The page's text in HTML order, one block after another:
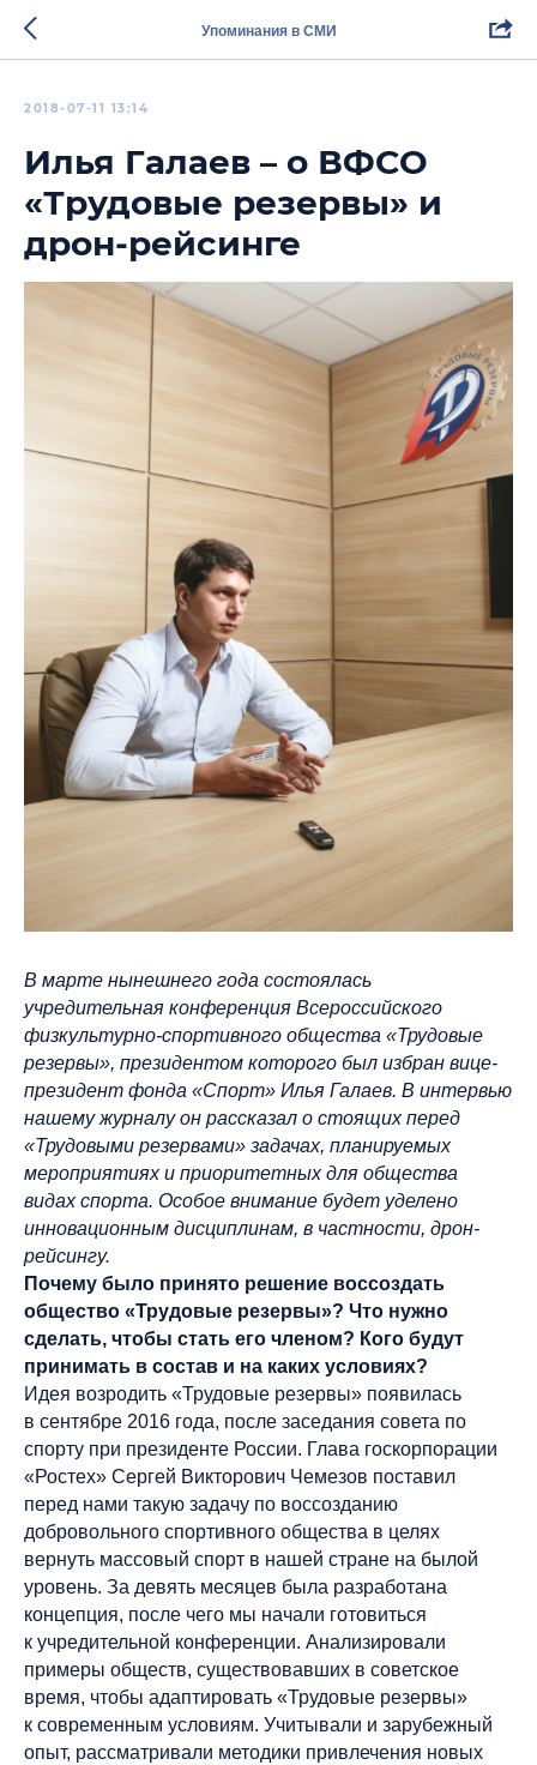
Упоминания в СМИ
2018-07-11 13:14
Илья Галаев – о ВФСО
«Трудовые резервы» и
дрон-рейсинге
В марте нынешнего года состоялась
учредительная конференция Всероссийского
физкультурно-спортивного общества «Трудовые
резервы», президентом которого был избран вице-
президент фонда «Спорт» Илья Галаев. В интервью
нашему журналу он рассказал о стоящих перед
«Трудовыми резервами» задачах, планируемых
мероприятиях и приоритетных для общества
видах спорта. Особое внимание будет уделено
инновационным дисциплинам, в частности, дрон-
рейсингу.
Почему было принято решение воссоздать
общество «Трудовые резервы»? Что нужно
сделать, чтобы стать его членом? Кого будут
принимать в состав и на каких условиях?
Идея возродить «Трудовые резервы» появилась
в сентябре 2016 года, после заседания совета по
спорту при президенте России. Глава госкорпорации
«Ростех» Сергей Викторович Чемезов поставил
перед нами такую задачу по воссозданию
добровольного спортивного общества в целях
вернуть массовый спорт в нашей стране на былой
уровень. За девять месяцев была разработана
концепция, после чего мы начали готовиться
к учредительной конференции. Анализировали
примеры обществ, существовавших в советское
время, чтобы адаптировать «Трудовые резервы»
к современным условиям. Учитывали и зарубежный
опыт, рассматривали методики привлечения новых